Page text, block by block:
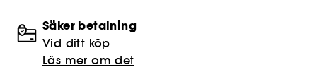
Säker betalning
Vid ditt köp
Läs mer om det